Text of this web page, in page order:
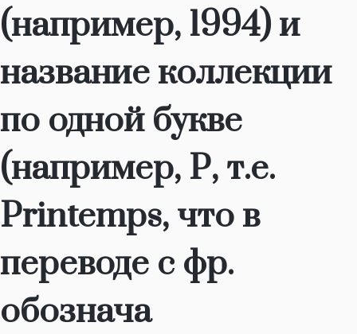
(например, 1994) и
название коллекции
по одной букве
(например, Р, т.е.
Рrintemps, что в
переводе с фр.
обознача